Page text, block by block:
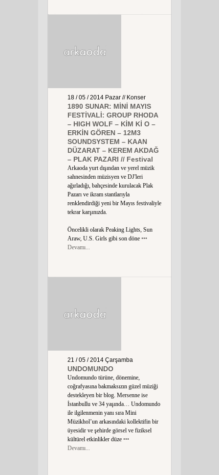
18 / 05 / 2014 Pazar // Konser
1890 SUNAR: MİNİ MAYIS
FESTİVALİ: GROUP RHODA
– HIGH WOLF – KİM Kİ O –
ERKİN GÖREN – 12M3
SOUNDSYSTEM – KAAN
DÜZARAT – KEREM AKDAĞ
– PLAK PAZARI // Festival
Arkaoda yurt dışından ve yerel müzik
sahnesinden müzisyen ve DJ'leri
ağırladığı, bahçesinde kurulacak Plak
Pazarı ve ikram stantlarıyla
renklendirdiği yeni bir Mayıs festivaliyle
tekrar karşınızda.
Öncelikli olarak Peaking Lights, Sun
Araw, U.S. Girls gibi son döne •••
Devamı...
21 / 05 / 2014 Çarşamba
UNDOMUNDO
Undomundo türüne, dönemine,
coğrafyasına bakmaksızın güzel müziği
destekleyen bir blog. Mersenne ise
İstanbullu ve 34 yaşında… Undomundo
ile ilgilenmenin yanı sıra Mini
Müzikhol’un arkasındaki kollektifin bir
üyesidir ve şehirde görsel ve fiziksel
kültürel etkinlikler düze •••
Devamı...